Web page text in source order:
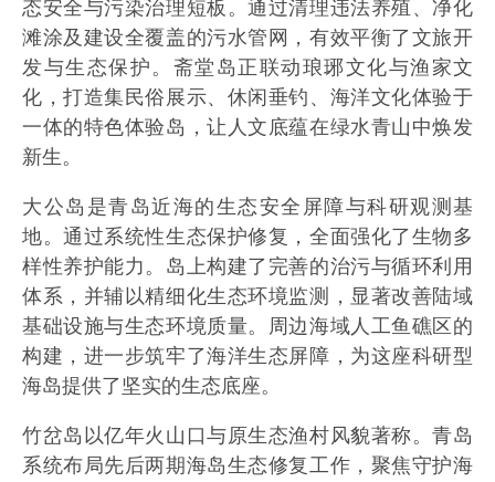
态安全与污染治理短板。通过清理违法养殖、净化
滩涂及建设全覆盖的污水管网，有效平衡了文旅开
发与生态保护。斋堂岛正联动琅琊文化与渔家文
化，打造集民俗展示、休闲垂钓、海洋文化体验于
一体的特色体验岛，让人文底蕴在绿水青山中焕发
新生。
大公岛是青岛近海的生态安全屏障与科研观测基
地。通过系统性生态保护修复，全面强化了生物多
样性养护能力。岛上构建了完善的治污与循环利用
体系，并辅以精细化生态环境监测，显著改善陆域
基础设施与生态环境质量。周边海域人工鱼礁区的
构建，进一步筑牢了海洋生态屏障，为这座科研型
海岛提供了坚实的生态底座。
竹岔岛以亿年火山口与原生态渔村风貌著称。青岛
系统布局先后两期海岛生态修复工作，聚焦守护海